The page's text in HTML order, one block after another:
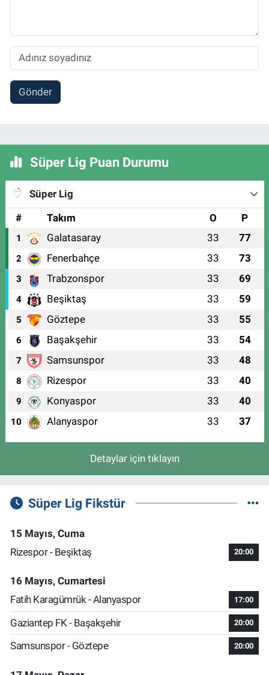
Gönder
Süper Lig Puan Durumu
Süper Lig
#
Takım O P
1 Galatasaray 33 77
2 Fenerbahçe 33 73
3 Trabzonspor 33 69
4 Beşiktaş 33 59
5 Göztepe 33 55
6 Başakşehir 33 54
7 Samsunspor 33 48
8 Rizespor 33 40
9 Konyaspor 33 40
10 Alanyaspor 33 37
Detaylar için tıklayın
Süper Lig Fikstür
15 Mayıs, Cuma
Rizespor - Beşiktaş
20:00
16 Mayıs, Cumartesi
Fatih Karagümrük - Alanyaspor
17:00
Gaziantep FK - Başakşehir 20:00
Samsunspor - Göztepe 20:00